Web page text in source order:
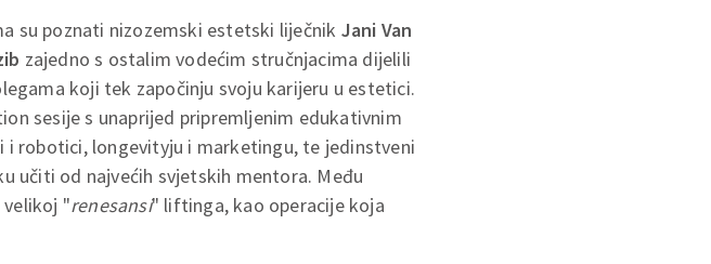
su poznati nizozemski estetski liječnik Jani Van
zajedno s ostalim vodećim stručnjacima dijelili
koji tek započinju svoju karijeru u estetici.
sesije s unaprijed pripremljenim edukativnim
robotici, longevityju i marketingu, te jedinstveni
učiti od najvećih svjetskih mentora. Među
velikoj "renesansi" liftinga, kao operacije koja